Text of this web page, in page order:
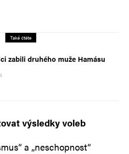
Také čtěte
zabili druhého muže Hamásu
výsledky voleb
a „neschopnost“